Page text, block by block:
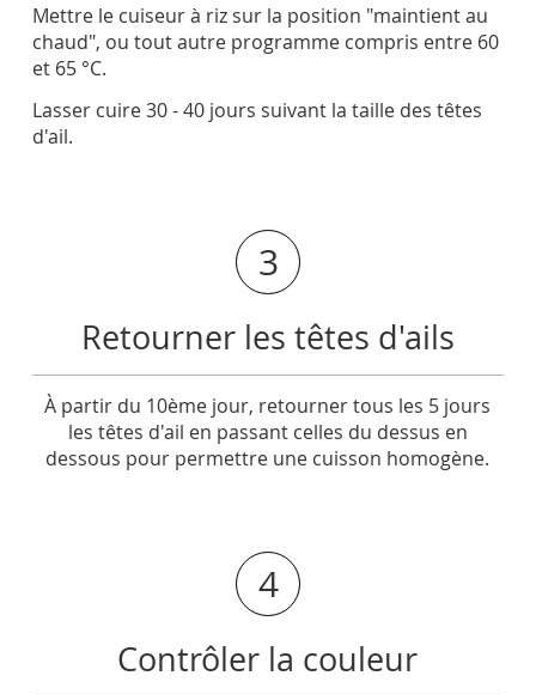
Mettre le cuiseur à riz sur la position "maintient au
chaud", ou tout autre programme compris entre 60
et 65 °C.
Lasser cuire 30 - 40 jours suivant la taille des têtes
d'ail.
3
Retourner les têtes d'ails
À partir du 10ème jour, retourner tous les 5 jours
les têtes d'ail en passant celles du dessus en
dessous pour permettre une cuisson homogène.
4
Contrôler la couleur